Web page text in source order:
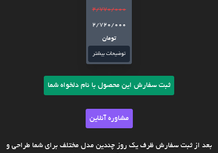
2/770/000
2/720/000
تومان
توضیحات بیشتر
ثبت سفارش این محصول با نام دلخواه شما
مشاوره آنلاین
بعد از ثبت سفارش ظرف یک روز چندین مدل مختلف برای شما طراحی و